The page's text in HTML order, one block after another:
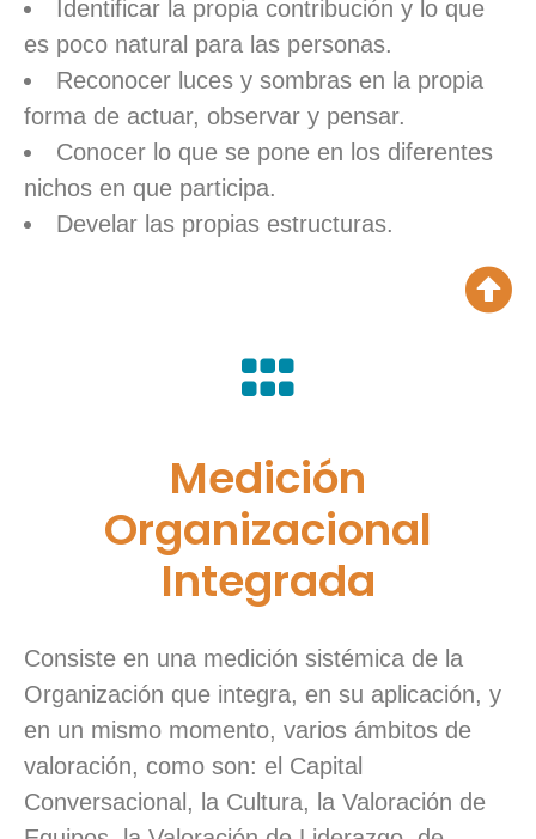
Identificar la propia contribución y lo que
es poco natural para las personas.
Reconocer luces y sombras en la propia
forma de actuar, observar y pensar.
Conocer lo que se pone en los diferentes
nichos en que participa.
Develar las propias estructuras.
Medición
Organizacional
Integrada
Consiste en una medición sistémica de la
Organización que integra, en su aplicación, y
en un mismo momento, varios ámbitos de
valoración, como son: el Capital
Conversacional, la Cultura, la Valoración de